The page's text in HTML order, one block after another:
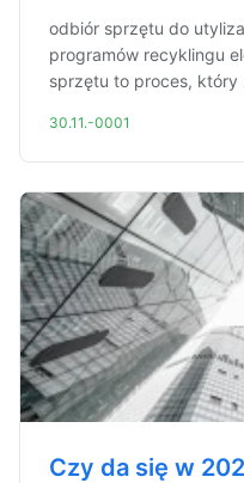
odbiór sprzętu do
programów recyklingu
sprzętu to proces, który
30.11.-0001
Czy da się w